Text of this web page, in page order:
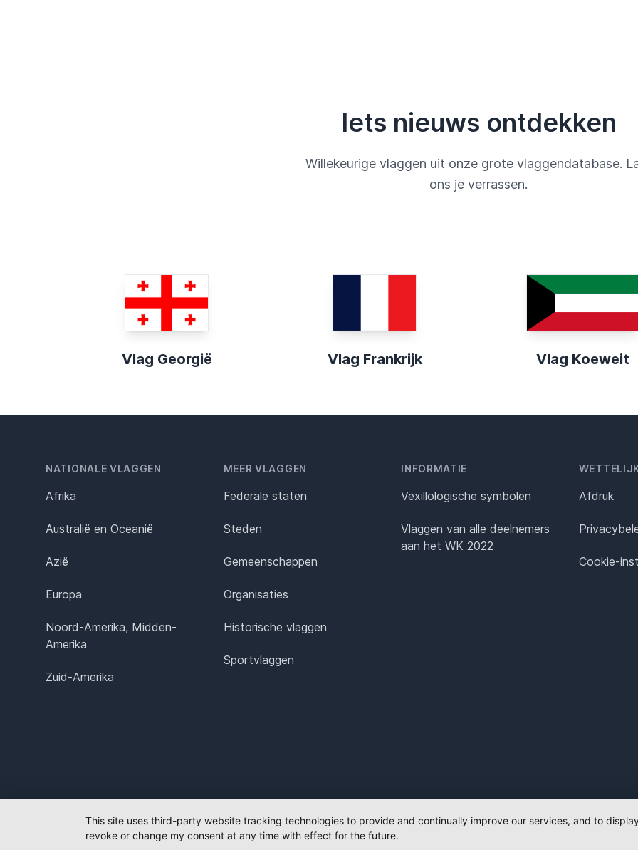
Iets nieuws ontdekken
Willekeurige vlaggen uit onze grote vlaggendatabase.
ons je verrassen.
Vlag Georgië Vlag Frankrijk Vlag Koeweit
NATIONALE VLAGGEN
Afrika
Australië en Oceanië
Azië
Europa
Noord-Amerika, Midden-
Amerika
Zuid-Amerika
MEER VLAGGEN
Federale staten
Steden
Gemeenschappen
Organisaties
Historische vlaggen
Sportvlaggen
INFORMATIE
Vexillologische symbolen
Vlaggen van alle deelnemers
aan het WK 2022
Afdruk
Cookie-
This site uses third-party website tracking technologies to provide and continually improve our services, and to
revoke or change my consent at any time with effect for the future.